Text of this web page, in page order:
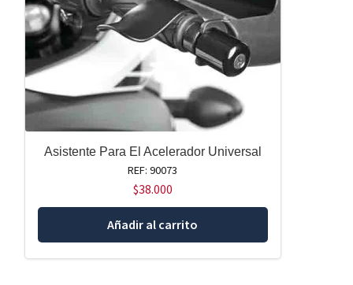
Asistente Para El Acelerador Universal
REF: 90073
$38.000
Añadir al carrito